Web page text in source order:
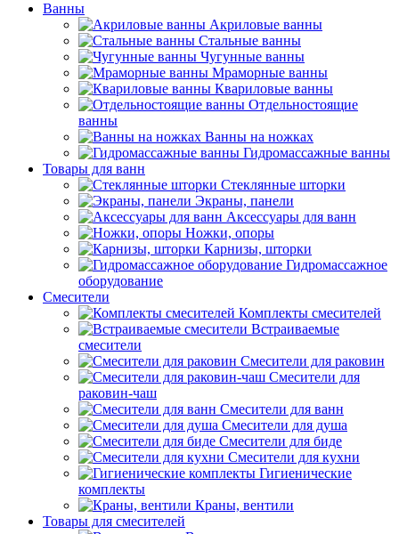
Ванны
Акриловые ванны
Стальные ванны
Чугунные ванны
Мраморные ванны
Квариловые ванны
Отдельностоящие
ванны
Ванны на ножках
Гидромассажные ванны
Товары для ванн
Стеклянные шторки
Экраны, панели
Аксессуары для ванн
Ножки, опоры
Карнизы, шторки
Гидромассажное
оборудование
Смесители
Комплекты смесителей
Встраиваемые
смесители
Смесители для раковин
Смесители для
раковин-чаш
Смесители для ванн
Смесители для душа
Смесители для биде
Смесители для кухни
Гигиенические
комплекты
Краны, вентили
Товары для смесителей